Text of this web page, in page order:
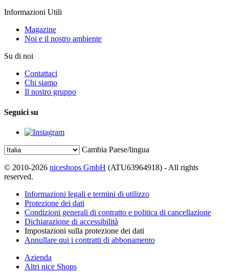
Informazioni Utili
Magazine
Noi e il nostro ambiente
Su di noi
Contattaci
Chi siamo
Il nostro gruppo
Seguici su
Cambia Paese/lingua
© 2010-2026 niceshops GmbH (ATU63964918) - All rights
reserved.
Informazioni legali e termini di utilizzo
Protezione dei dati
Condizioni generali di contratto e politica di cancellazione
Dichiarazione di accessibilità
Impostazioni sulla protezione dei dati
Annullare qui i contratti di abbonamento
Azienda
Altri nice Shops